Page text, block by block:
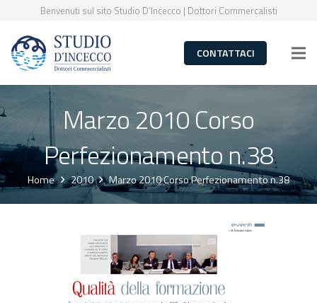
Benvenuti sul sito Studio D’Incecco | Dottori Commercalisti
CONTATTACI
Marzo 2010 Corso
Perfezionamento n.38
Home 2010 Marzo 2010 Corso Perfezionamento n.38